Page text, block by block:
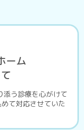
ーム
う診療を心がけて
て対応させていた